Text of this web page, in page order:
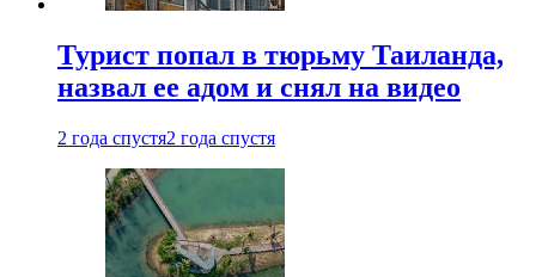
Турист попал в тюрьму Таиланда,
назвал ее адом и снял на видео
2 года спустя2 года спустя